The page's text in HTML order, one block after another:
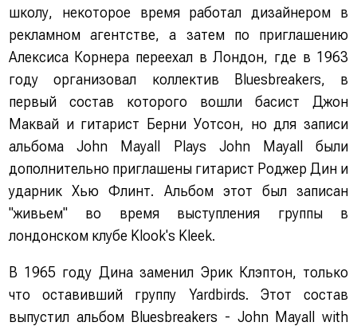
школу, некоторое время работал дизайнером в
рекламном агентстве, а затем по приглашению
Алексиса Корнера переехал в Лондон, где в 1963
году организовал коллектив Bluesbreakers, в
первый состав которого вошли басист Джон
Маквай и гитарист Берни Уотсон, но для записи
альбома John Mayall Plays John Mayall были
дополнительно приглашены гитарист Роджер Дин и
ударник Хью Флинт. Альбом этот был записан
"живьем" во время выступления группы в
лондонском клубе Klook's Kleek.
В 1965 году Дина заменил Эрик Клэптон, только
что оставивший группу Yardbirds. Этот состав
выпустил альбом Bluesbreakers - John Mayall with